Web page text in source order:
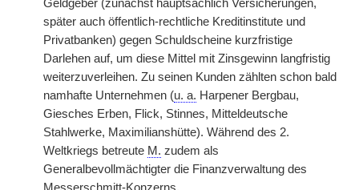
Geldgeber (zunächst hauptsächlich Versicherungen,
später auch öffentlich-rechtliche Kreditinstitute und
Privatbanken) gegen Schuldscheine kurzfristige
Darlehen auf, um diese Mittel mit Zinsgewinn langfristig
weiterzuverleihen. Zu seinen Kunden zählten schon bald
namhafte Unternehmen (u. a. Harpener Bergbau,
Giesches Erben, Flick, Stinnes, Mitteldeutsche
Stahlwerke, Maximilianshütte). Während des 2.
Weltkriegs betreute M. zudem als
Generalbevollmächtigter die Finanzverwaltung des